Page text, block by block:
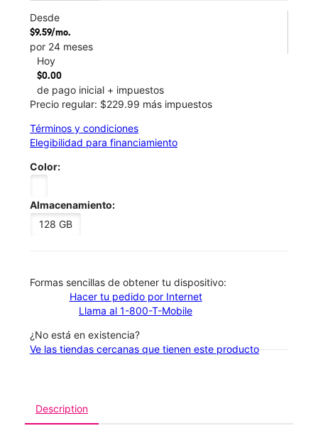
Desde
$9.59/mo.
por 24 meses
Hoy
$0.00
de pago inicial + impuestos
Precio regular: $229.99 más impuestos
Términos y condiciones
Elegibilidad para financiamiento
Color:
Almacenamiento:
128 GB
​​​​​​​Formas sencillas de obtener tu dispositivo:
Hacer tu pedido por Internet
Llama al 1-800-T-Mobile
¿No está en existencia?
Ve las tiendas cercanas que tienen este producto
Description